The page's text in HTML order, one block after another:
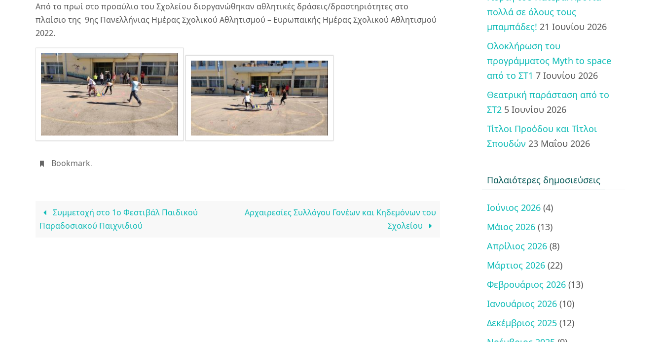
Από το πρωί στο προαύλιο του Σχολείου διοργανώθηκαν αθλητικές δράσεις/δραστηριότητες στο
πλαίσιο της 9ης Πανελλήνιας Ημέρας Σχολικού Αθλητισμού – Ευρωπαϊκής Ημέρας Σχολικού Αθλητισμού
2022.
Bookmark.
Συμμετοχή στο 1ο Φεστιβάλ Παιδικού
Παραδοσιακού Παιχνιδιού
Αρχαιρεσίες Συλλόγου Γονέων και Κηδεμόνων του
Σχολείου
πολλά σε όλους τους
μπαμπάδες! 21 Ιουνίου 2026
Ολοκλήρωση του
προγράμματος Myth to space
από το ΣΤ1 7 Ιουνίου 2026
Θεατρική παράσταση από το
ΣΤ2 5 Ιουνίου 2026
Τίτλοι Προόδου και Τίτλοι
Σπουδών 23 Μαΐου 2026
Παλαιότερες δημοσιεύσεις
Ιούνιος 2026 (4)
Μάιος 2026 (13)
Απρίλιος 2026 (8)
Μάρτιος 2026 (22)
Φεβρουάριος 2026 (13)
Ιανουάριος 2026 (10)
Δεκέμβριος 2025 (12)